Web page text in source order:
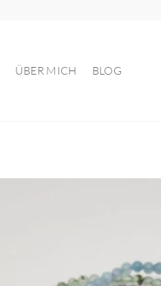
ÜBER MICH BLOG